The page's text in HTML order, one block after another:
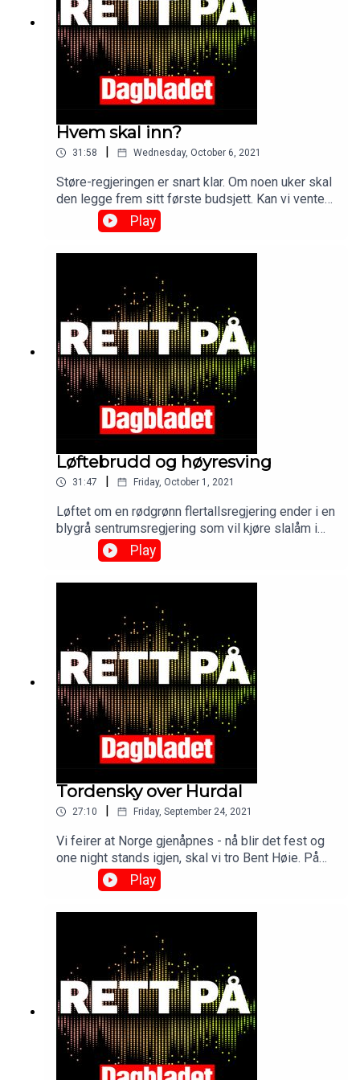
Hvem skal inn?
31:58 Wednesday, October 6, 2021
Støre-regjeringen er snart klar. Om noen uker skal
den legge frem sitt første budsjett. Kan vi vente
store endringer allerede i høst? Og var Anniken
Huitfeldt utsatt for en drittpakke?See
omnystudio.com/listener for privacy information.
Play
Løftebrudd og høyresving
31:47 Friday, October 1, 2021
Løftet om en rødgrønn flertallsregjering ender i en
blygrå sentrumsregjering som vil kjøre slalåm i
Stortinget. Hvordan kunne tidenes mest
venstreorienterte valgresultat ende slik? Hadde
Jonas Gahr Støre likevel en plan B? Og kan en
omnystudio.com/listener for privacy information.
Play
Tordensky over Hurdal
27:10 Friday, September 24, 2021
Vi feirer at Norge gjenåpnes - nå blir det fest og
one night stands igjen, skal vi tro Bent Høie. På
Hurdalssjøen Hotell er det derimot ikke mye fest
under sonderingene til ny regjering. De tre
partilederne så slitne og morske ut da de fortalte
for galleriet, eller skjær i sjøen?See
omnystudio.com/listener for privacy information.
Play